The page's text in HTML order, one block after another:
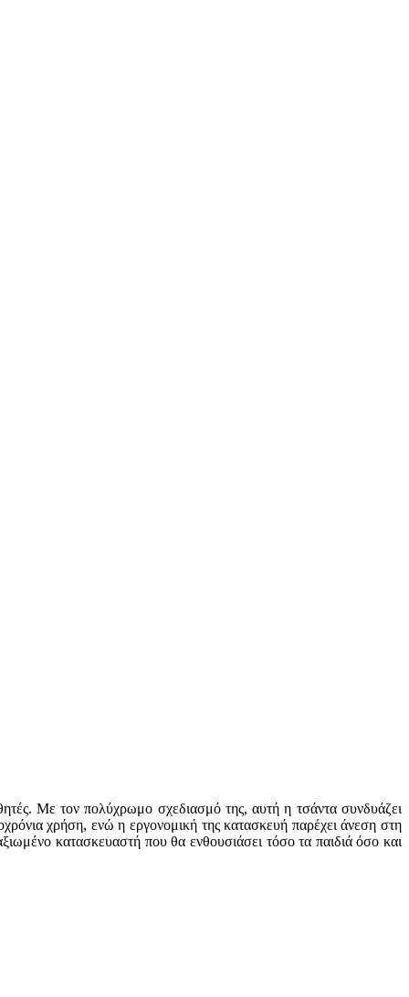
Με τον πολύχρωμο σχεδιασμό της, αυτή η τσάντα συνδυάζει
χρήση, ενώ η εργονομική της κατασκευή παρέχει άνεση στη
κατασκευαστή που θα ενθουσιάσει τόσο τα παιδιά όσο και